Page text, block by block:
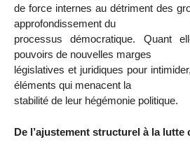
de force internes au détriment des
approfondissement du
processus démocratique. Quant
pouvoirs de nouvelles marges
législatives et juridiques pour
éléments qui menacent la
stabilité de leur hégémonie politique.
De l’ajustement structurel à la lutte